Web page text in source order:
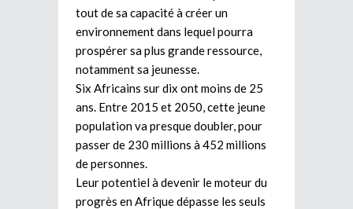
tout de sa capacité à créer un
environnement dans lequel pourra
prospérer sa plus grande ressource,
notamment sa jeunesse.
Six Africains sur dix ont moins de 25
ans. Entre 2015 et 2050, cette jeune
population va presque doubler, pour
passer de 230 millions à 452 millions
de personnes.
Leur potentiel à devenir le moteur du
progrès en Afrique dépasse les seuls